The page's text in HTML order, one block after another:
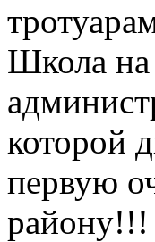
Школа
которой
первую
району!!!